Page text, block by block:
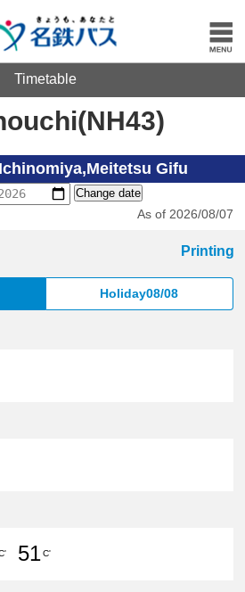
Timetable
Gifu
Change date
As of 2026/08/07
Printing
Holiday08/08
51C'